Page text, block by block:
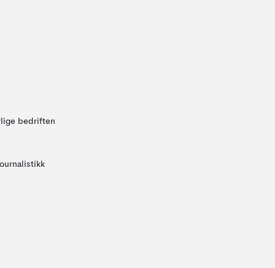
bedriften